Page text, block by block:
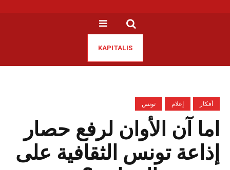
KAPITALIS
أفكار إعلام تونس
اما آن الأوان لرفع حصار
إذاعة تونس الثقافية على